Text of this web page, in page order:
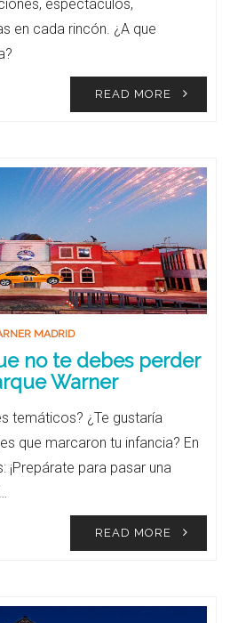
espectáculos,
en cada rincón. ¿A que
READ MORE
MADRID
no te debes perder
Warner
temáticos? ¿Te gustaría
que marcaron tu infancia? En
¡Prepárate para pasar una
READ MORE